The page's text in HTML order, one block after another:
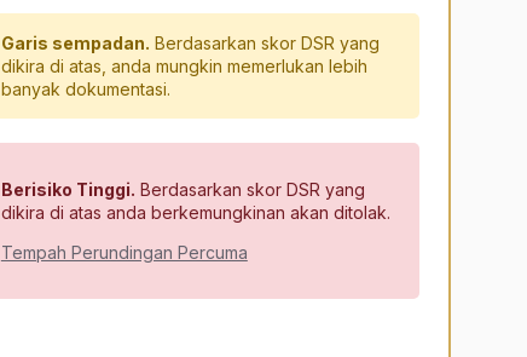
Garis sempadan. Berdasarkan skor DSR yang
dikira di atas, anda mungkin memerlukan lebih
banyak dokumentasi.
Berisiko Tinggi. Berdasarkan skor DSR yang
dikira di atas anda berkemungkinan akan ditolak.
Tempah Perundingan Percuma